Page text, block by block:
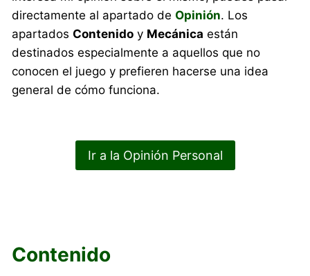
directamente al apartado deOpinión. Los
apartadosContenido y Mecánica están
destinados especialmente a aquellos que no
conocen el juego y prefieren hacerse una idea
general de cómo funciona.
Ir a la Opinión Personal
Contenido